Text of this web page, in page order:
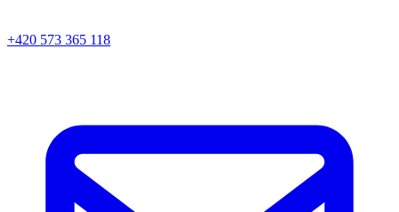
+420 573 365 118